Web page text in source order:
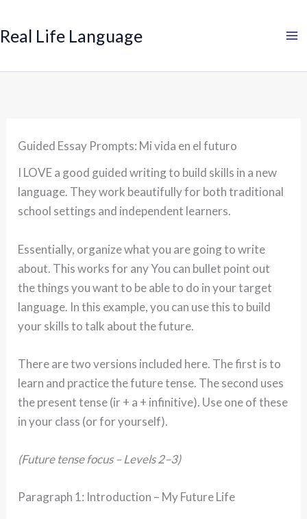
to
content
Real Life Language
Guided Essay Prompts: Mi vida en el futuro
I LOVE a good guided writing to build skills in a new
language. They work beautifully for both traditional
school settings and independent learners.
Essentially, organize what you are going to write
about. This works for any You can bullet point out
the things you want to be able to do in your target
language. In this example, you can use this to build
your skills to talk about the future.
There are two versions included here. The first is to
learn and practice the future tense. The second uses
the present tense (ir + a + infinitive). Use one of these
in your class (or for yourself).
(Future tense focus – Levels 2–3)
Paragraph 1: Introduction – My Future Life